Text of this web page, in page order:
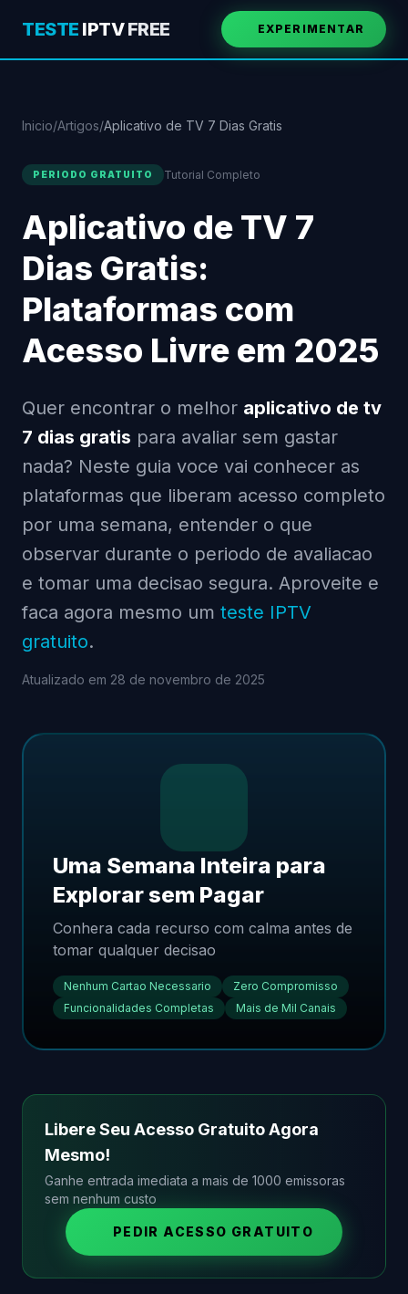
TESTE IPTV FREE EXPERIMENTAR
Inicio/Artigos/Aplicativo de TV 7 Dias Gratis
PERIODO GRATUITO Tutorial Completo
Aplicativo de TV 7
Dias Gratis:
Plataformas com
Acesso Livre em 2025
Quer encontrar o melhor aplicativo de tv
7 dias gratis para avaliar sem gastar
nada? Neste guia voce vai conhecer as
plataformas que liberam acesso completo
por uma semana, entender o que
observar durante o periodo de avaliacao
e tomar uma decisao segura. Aproveite e
faca agora mesmo um teste IPTV
gratuito.
Atualizado em 28 de novembro de 2025
Uma Semana Inteira para
Explorar sem Pagar
Conhera cada recurso com calma antes de
tomar qualquer decisao
Nenhum Cartao Necessario
Zero Compromisso
Funcionalidades Completas
Mais de Mil Canais
Libere Seu Acesso Gratuito Agora
Mesmo!
Ganhe entrada imediata a mais de 1000 emissoras
sem nenhum custo
PEDIR ACESSO GRATUITO